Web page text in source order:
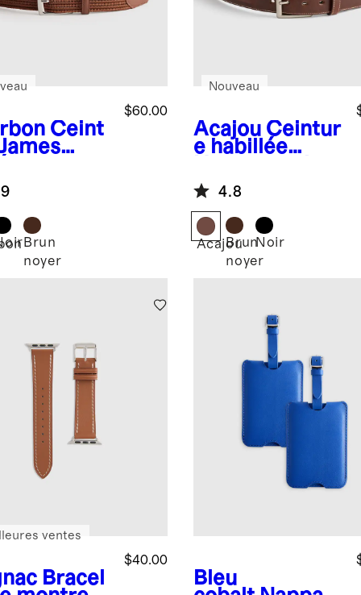
Ceint
$60.00
Brun
noyer
Acajou Ceintur
e habillée
profilé
Nouveau
4.8
AcajouBrun
noyer
Noir
Bracel
$40.00
ventes
Bleu